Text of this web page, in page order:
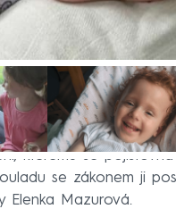
kterému se
se zákonem ji
Elenka Mazurová.